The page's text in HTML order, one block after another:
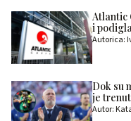
Atlantic
i
Autorica:
Dok su
je
Autor: